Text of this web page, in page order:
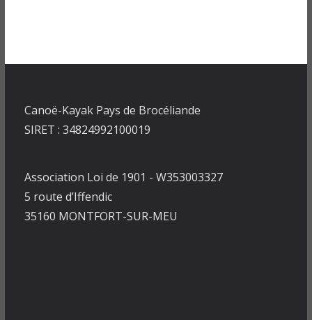
Canoë-Kayak Pays de Brocéliande
SIRET : 34824992100019
Association Loi de 1901 - W353003327
5 route d’Iffendic
35160 MONTFORT-SUR-MEU